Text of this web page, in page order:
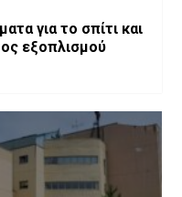
για το σπίτι και
εξοπλισμού